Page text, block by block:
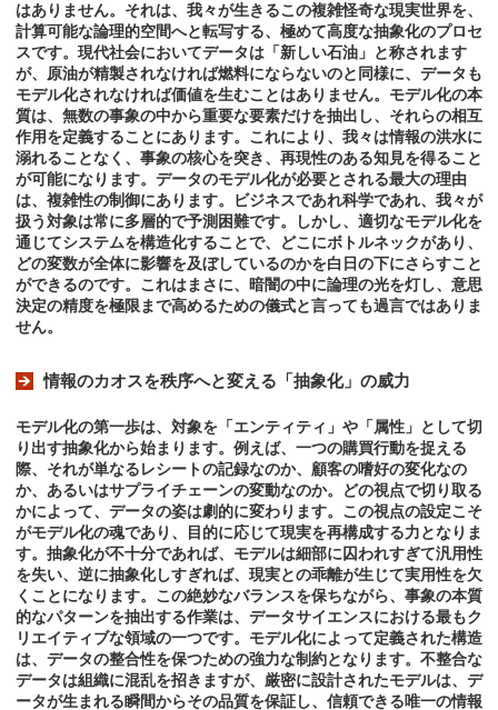
はありません。それは、我々が生きるこの複雑怪奇な現実世界を、
計算可能な論理的空間へと転写する、極めて高度な抽象化のプロセ
スです。現代社会においてデータは「新しい石油」と称されます
が、原油が精製されなければ燃料にならないのと同様に、データも
モデル化されなければ価値を生むことはありません。モデル化の本
質は、無数の事象の中から重要な要素だけを抽出し、それらの相互
作用を定義することにあります。これにより、我々は情報の洪水に
溺れることなく、事象の核心を突き、再現性のある知見を得ること
が可能になります。データのモデル化が必要とされる最大の理由
は、複雑性の制御にあります。ビジネスであれ科学であれ、我々が
扱う対象は常に多層的で予測困難です。しかし、適切なモデル化を
通じてシステムを構造化することで、どこにボトルネックがあり、
どの変数が全体に影響を及ぼしているのかを白日の下にさらすこと
ができるのです。これはまさに、暗闇の中に論理の光を灯し、意思
決定の精度を極限まで高めるための儀式と言っても過言ではありま
せん。
情報のカオスを秩序へと変える「抽象化」の威力
モデル化の第一歩は、対象を「エンティティ」や「属性」として切
り出す抽象化から始まります。例えば、一つの購買行動を捉える
際、それが単なるレシートの記録なのか、顧客の嗜好の変化なの
か、あるいはサプライチェーンの変動なのか。どの視点で切り取る
かによって、データの姿は劇的に変わります。この視点の設定こそ
がモデル化の魂であり、目的に応じて現実を再構成する力となりま
す。抽象化が不十分であれば、モデルは細部に囚われすぎて汎用性
を失い、逆に抽象化しすぎれば、現実との乖離が生じて実用性を欠
くことになります。この絶妙なバランスを保ちながら、事象の本質
的なパターンを抽出する作業は、データサイエンスにおける最もク
リエイティブな領域の一つです。モデル化によって定義された構造
は、データの整合性を保つための強力な制約となります。不整合な
データは組織に混乱を招きますが、厳密に設計されたモデルは、デ
ータが生まれる瞬間からその品質を保証し、信頼できる唯一の情報